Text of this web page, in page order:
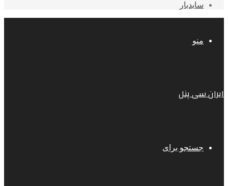
سایدبار
منو
ایران سی پنل
جستجو برای